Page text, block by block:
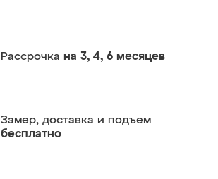
Рассрочка на 3, 4, 6 месяцев
Замер, доставка и подъем
бесплатно